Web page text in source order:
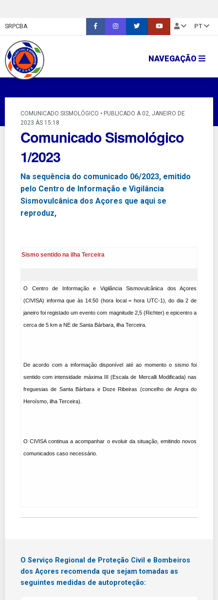
SRPCBA PT
NAVEGAÇÃO
COMUNICADO SISMOLÓGICO • PUBLICADO A 02, JANEIRO DE
2023 ÀS 15:18
Comunicado Sismológico
1/2023
Na sequência do comunicado 06/2023, emitido
pelo Centro de Informação e Vigilância
Sismovulcânica dos Açores que aqui se
reproduz,
Sismo sentido na ilha Terceira
O Centro de Informação e Vigilância Sismovulcânica dos Açores
(CIVISA) informaque às 14:50 (hora local = hora UTC-1), do dia 2 de
janeiro foi registado um evento com magnitude 2,5 (Richter) e epicentro a
cerca de 5 km a NE de Santa Bárbara, ilha Terceira.
De acordo com a informação disponível até ao momento o sismo foi
sentido com intensidade máxima III (Escala de Mercalli Modificada) nas
freguesias de Santa Bárbara e Doze Ribeiras (concelho de Angra do
Heroísmo, ilha Terceira).
O CIVISA continua a acompanhar o evoluir da situação, emitindo novos
comunicados caso necessário.
O Serviço Regional de Proteção Civil e Bombeiros
dos Açores recomenda que sejam tomadas as
seguintes medidas de autoproteção: